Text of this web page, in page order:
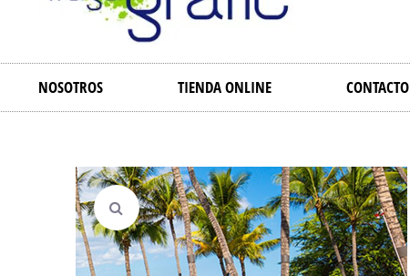
NOSOTROS TIENDA ONLINE CONTACTO